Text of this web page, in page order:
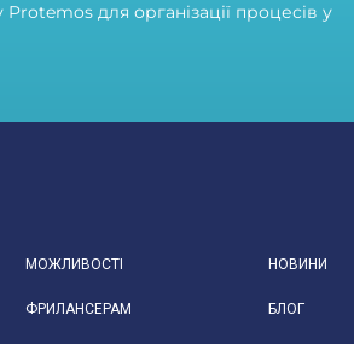
для організації процесів у
МОЖЛИВОСТІ НОВИНИ
ФРИЛАНСЕРАМ БЛОГ